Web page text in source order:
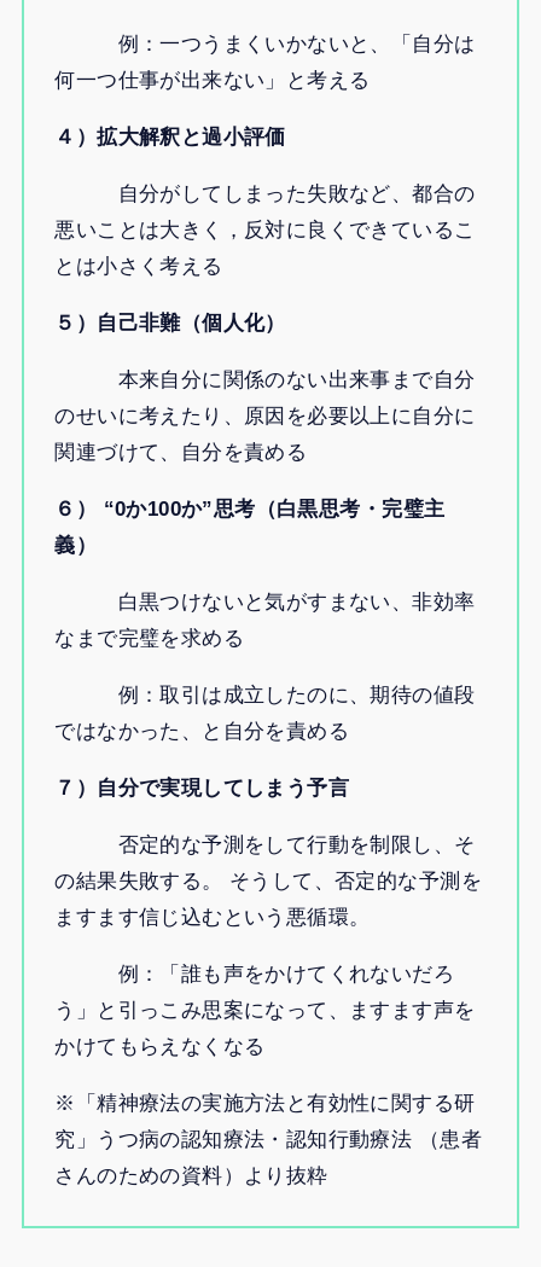
例：一つうまくいかないと、「自分は
何一つ仕事が出来ない」と考える
４）拡大解釈と過小評価
自分がしてしまった失敗など、都合の
悪いことは大きく，反対に良くできているこ
とは小さく考える
５）自己非難（個人化）
本来自分に関係のない出来事まで自分
のせいに考えたり、原因を必要以上に自分に
関連づけて、自分を責める
６） “0か100か”思考（白黒思考・完璧主
義）
白黒つけないと気がすまない、非効率
なまで完璧を求める
例：取引は成立したのに、期待の値段
ではなかった、と自分を責める
７）自分で実現してしまう予言
否定的な予測をして行動を制限し、そ
の結果失敗する。 そうして、否定的な予測を
ますます信じ込むという悪循環。
例：「誰も声をかけてくれないだろ
う」と引っこみ思案になって、ますます声を
かけてもらえなくなる
※「精神療法の実施方法と有効性に関する研
究」うつ病の認知療法・認知行動療法 （患者
さんのための資料）より抜粋